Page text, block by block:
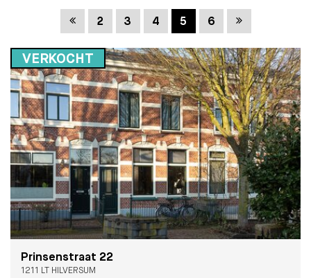
Vorige
2 3 4 5 6 Volgende
VERKOCHT
Prinsenstraat 22
1211 LT HILVERSUM